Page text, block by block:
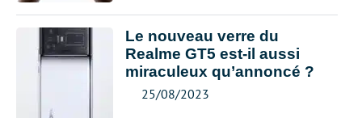
Le nouveau verre du
Realme GT5 est-il aussi
miraculeux qu’annoncé ?
25/08/2023